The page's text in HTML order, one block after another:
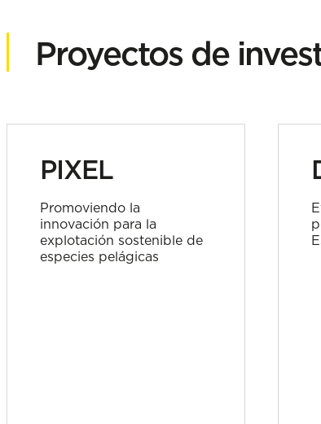
Proyectos de
PIXEL
Promoviendo la
innovación para la
explotación sostenible de
especies pelágicas